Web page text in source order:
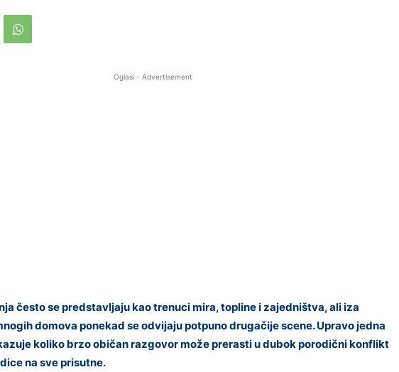
Oglasi - Advertisement
često se predstavljaju kao trenuci mira, topline i zajedništva, ali iza
domova ponekad se odvijaju potpuno drugačije scene. Upravo jedna
koliko brzo običan razgovor može prerasti u dubok porodični konflikt
na sve prisutne.